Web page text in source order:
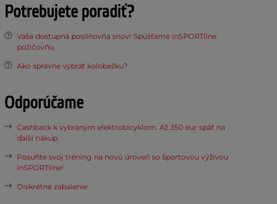
Potrebujete poradiť?
Vaša dostupná posilňovňa snov! Spúšťame inSPORTline
požičovňu
Ako správne vybrať kolobežku?
Odporúčame
Cashback k vybraným elektrobicyklom. Až 350 eur späť na
ďalší nákup.
Posuňte svoj tréning na novú úroveň so športovou výživou
inSPORTline!
Diskrétne zabalenie